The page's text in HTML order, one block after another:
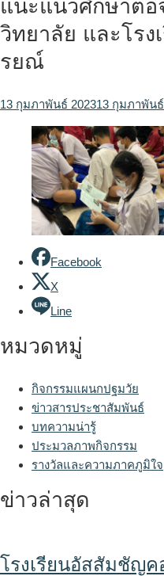
แนะแนวศึกษาต่อ
วิทยาลัย และโร
รยณ์
13 กุมภาพันธ์ 202313 กุมภาพัน
Facebook
X
Line
หมวดหมู่
กิจกรรมแผนกปฐมวัย
ข่าวสารประชาสัมพันธ์
บทความน่ารู้
ประมวลภาพกิจกรรม
รางวัลและความภาคภูมิใจ
ข่าวล่าสุด
โรงเรียนอัสสัมชัญ